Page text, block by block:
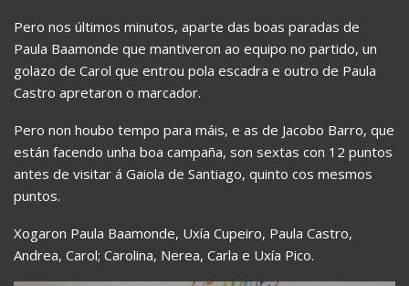
Pero nos últimos minutos, aparte das boas paradas de
Paula Baamonde que mantiveron ao equipo no partido, un
golazo de Carol que entrou pola escadra e outro de Paula
Castro apretaron o marcador.
Pero non houbo tempo para máis, e as de Jacobo Barro, que
están facendo unha boa campaña, son sextas con 12 puntos
antes de visitar á Gaiola de Santiago, quinto cos mesmos
puntos.
Xogaron Paula Baamonde, Uxía Cupeiro, Paula Castro,
Andrea, Carol; Carolina, Nerea, Carla e Uxía Pico.